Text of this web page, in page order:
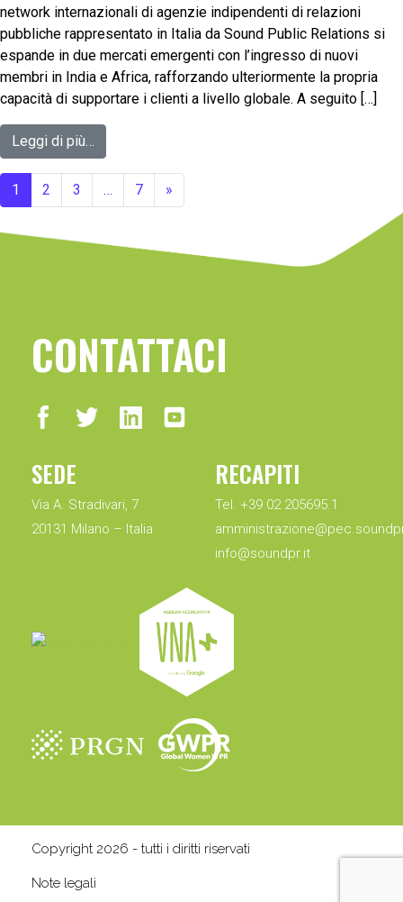
network internazionali di agenzie indipendenti di relazioni
pubbliche rappresentato in Italia da Sound Public Relations si
espande in due mercati emergenti con l’ingresso di nuovi
membri in India e Africa, rafforzando ulteriormente la propria
capacità di supportare i clienti a livello globale. A seguito […]
Leggi di più…
1 2 3 … 7 »
CONTATTACI
SEDE
Via A. Stradivari, 7
20131 Milano – Italia
RECAPITI
Tel. +39 02 205695.1
info@soundpr.it
Copyright 2026 - tutti i diritti riservati
Note legali